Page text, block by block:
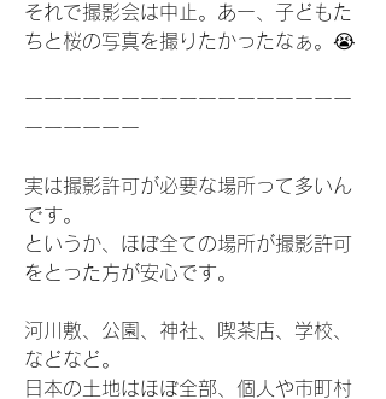
それで撮影会は中止。あー、子どもた
ちと桜の写真を撮りたかったなぁ。😭
ーーーーーーーーーーーーーーーーー
ーーーーーー
実は撮影許可が必要な場所って多いん
です。
というか、ほぼ全ての場所が撮影許可
をとった方が安心です。
河川敷、公園、神社、喫茶店、学校、
などなど。
日本の土地はほぼ全部、個人や市町村